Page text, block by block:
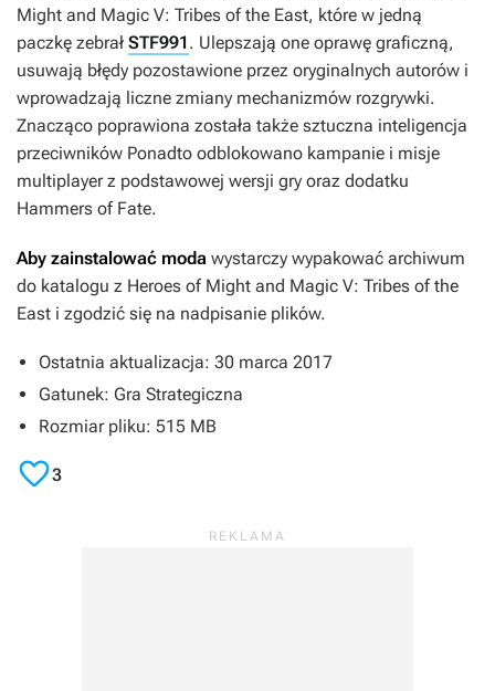
Might and Magic V: Tribes of the East, które w jedną
paczkę zebrał STF991 . Ulepszają one oprawę graficzną,
usuwają błędy pozostawione przez oryginalnych autorów i
wprowadzają liczne zmiany mechanizmów rozgrywki.
Znacząco poprawiona została także sztuczna inteligencja
przeciwników Ponadto odblokowano kampanie i misje
multiplayer z podstawowej wersji gry oraz dodatku
Hammers of Fate.
Aby zainstalować moda wystarczy wypakować archiwum
do katalogu z Heroes of Might and Magic V: Tribes of the
East i zgodzić się na nadpisanie plików.
Ostatnia aktualizacja: 30 marca 2017
Gatunek: Gra Strategiczna
Rozmiar pliku: 515 MB
3